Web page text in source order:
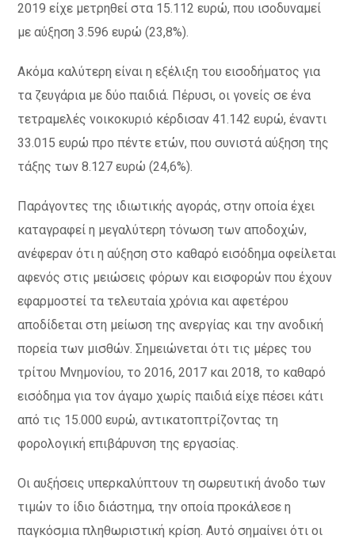
2019 είχε μετρηθεί στα 15.112 ευρώ, που ισοδυναμεί
με αύξηση 3.596 ευρώ (23,8%).
Ακόμα καλύτερη είναι η εξέλιξη του εισοδήματος για
τα ζευγάρια με δύο παιδιά. Πέρυσι, οι γονείς σε ένα
τετραμελές νοικοκυριό κέρδισαν 41.142 ευρώ, έναντι
33.015 ευρώ προ πέντε ετών, που συνιστά αύξηση της
τάξης των 8.127 ευρώ (24,6%).
Παράγοντες της ιδιωτικής αγοράς, στην οποία έχει
καταγραφεί η μεγαλύτερη τόνωση των αποδοχών,
ανέφεραν ότι η αύξηση στο καθαρό εισόδημα οφείλεται
αφενός στις μειώσεις φόρων και εισφορών που έχουν
εφαρμοστεί τα τελευταία χρόνια και αφετέρου
αποδίδεται στη μείωση της ανεργίας και την ανοδική
πορεία των μισθών. Σημειώνεται ότι τις μέρες του
τρίτου Μνημονίου, το 2016, 2017 και 2018, το καθαρό
εισόδημα για τον άγαμο χωρίς παιδιά είχε πέσει κάτι
από τις 15.000 ευρώ, αντικατοπτρίζοντας τη
φορολογική επιβάρυνση της εργασίας.
Οι αυξήσεις υπερκαλύπτουν τη σωρευτική άνοδο των
τιμών το ίδιο διάστημα, την οποία προκάλεσε η
παγκόσμια πληθωριστική κρίση. Αυτό σημαίνει ότι οι